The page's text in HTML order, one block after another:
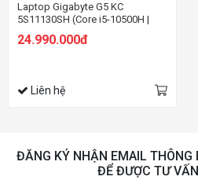
Laptop Gigabyte G5 KC
5S11130SH (Core i5-10500H |
16GB | 512GB | RTX 3060 6GB |
15.6 inch FHD | Win 10 | Đen)
24.990.000đ
Liên hệ
ĐĂNG KÝ NHẬN EMAIL THÔNG
ĐỂ ĐƯỢC TƯ